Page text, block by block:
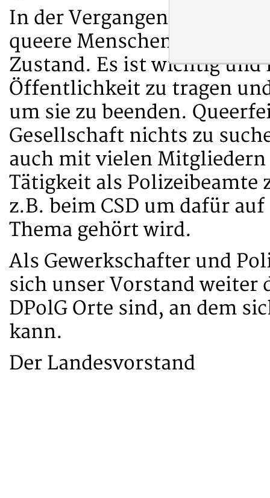
In der Vergangenheit ist
queere Menschen
Zustand. Es ist wichtig
Öffentlichkeit zu tragen
um sie zu beenden.
Gesellschaft nichts zu
auch mit vielen
Tätigkeit als Polizeibeamte
z.B. beim CSD um dafür
Thema gehört wird.
Als Gewerkschafter und
sich unser Vorstand weiter
DPolG Orte sind, an dem
kann.
Der Landesvorstand